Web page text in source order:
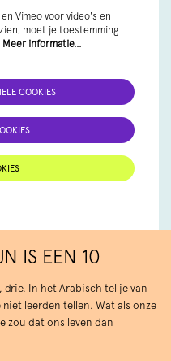
Vimeo voor video's en
moet je toestemming
Meer informatie…
COOKIES
IS EEN 10
drie. In het Arabisch tel je van
leerden tellen. Wat als onze
zou dat ons leven dan